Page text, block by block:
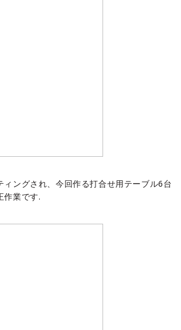
ィングされ、今回作る打合せ用テーブル6台
作業です.